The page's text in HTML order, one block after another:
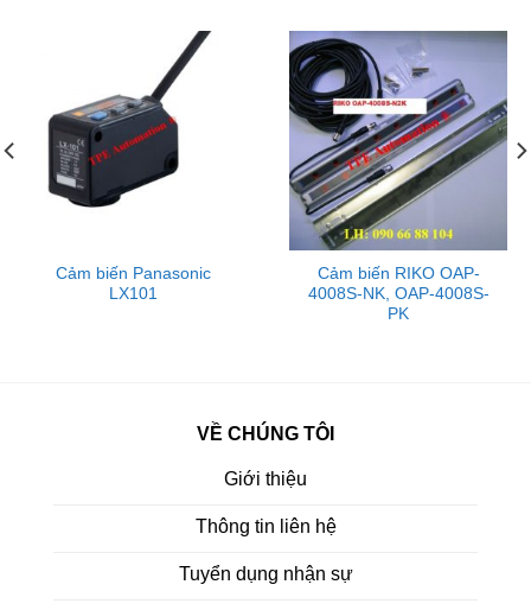
Cảm biến Panasonic
LX101
Cảm biến RIKO OAP-
4008S-NK, OAP-4008S-
PK
VỀ CHÚNG TÔI
Giới thiệu
Thông tin liên hệ
Tuyển dụng nhận sự